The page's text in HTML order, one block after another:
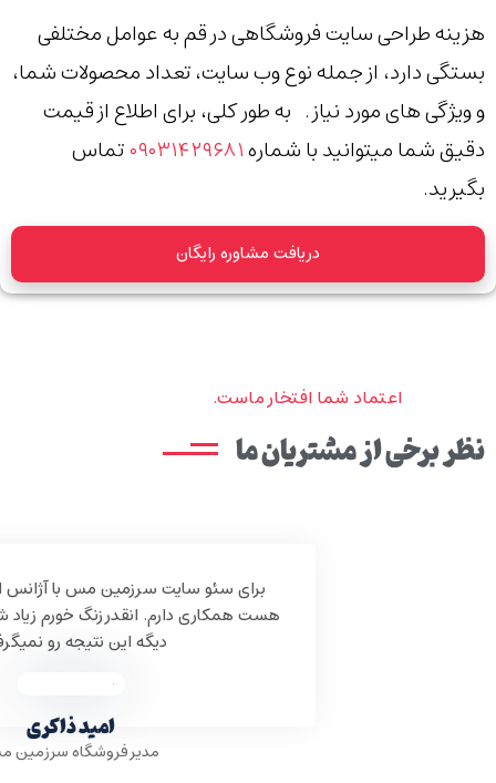
هزینه طراحی سایت فروشگاهی در قم به عوامل مختلفی
بستگی دارد، از جمله نوع وب سایت، تعداد محصولات شما،
و ویژگی های مورد نیاز. به طور کلی، برای اطلاع از قیمت
دقیق شما میتوانید با شماره۰۹۰۳۱۴۲۹۶۸۱تماس
بگیرید.
دریافت مشاوره رایگان
اعتماد شما افتخار ماست.
نظر برخی از مشتریان ما
برای سئو سایت سرزمین مس با آژانس ایان نزدیک به ۱سال
هست همکاری دارم. انقدر زنگ خورم زیاد شده که مطمئنم
دیگه این نتیجه رو نمیگرفتم.
مدیر فروشگاه سرزمین مس